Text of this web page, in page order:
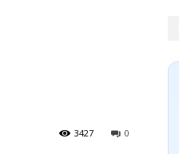
0
3427